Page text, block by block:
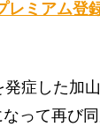
レミアム
症した加
って再び